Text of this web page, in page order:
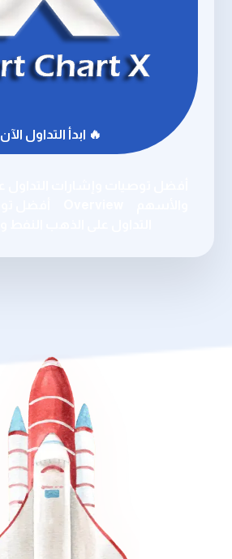
🔥 ابدأ التداول الآن